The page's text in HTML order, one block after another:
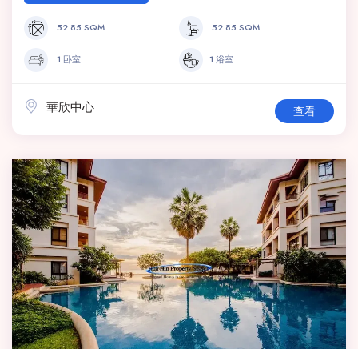
52.85 SQM 52.85 SQM
1 卧室 1 浴室
華欣中心 查看